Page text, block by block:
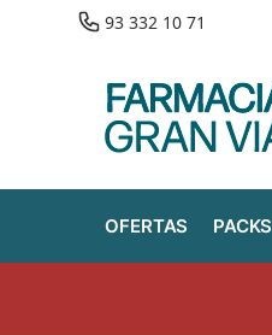
93 332 10 71
OFERTAS PACKS